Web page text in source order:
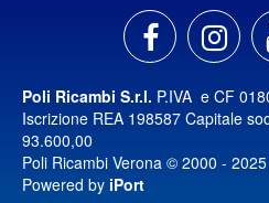
Poli Ricambi S.r.l. P.IVA e CF
Iscrizione REA 198587 Capitale
93.600,00
Poli Ricambi Verona © 2000 -
Powered by iPort